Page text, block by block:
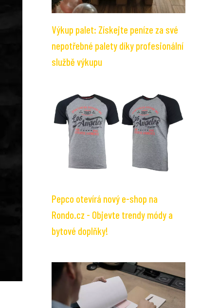
Výkup palet: Získejte peníze za své
nepotřebné palety díky profesionální
službě výkupu
Pepco otevírá nový e-shop na
Rondo.cz - Objevte trendy módy a
bytové doplňky!